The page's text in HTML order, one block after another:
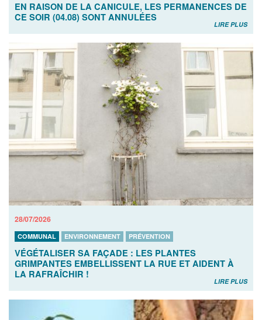
EN RAISON DE LA CANICULE, LES PERMANENCES DE
CE SOIR (04.08) SONT ANNULÉES
LIRE PLUS
28/07/2026
COMMUNAL ENVIRONNEMENT PRÉVENTION
VÉGÉTALISER SA FAÇADE : LES PLANTES
GRIMPANTES EMBELLISSENT LA RUE ET AIDENT À
LA RAFRAÎCHIR !
LIRE PLUS